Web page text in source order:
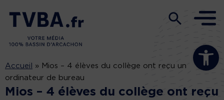
Ouvrir la
Accueil » Mios – 4 élèves du collège ont reçu un
ordinateur de bureau
Mios – 4 élèves du collège ont reçu